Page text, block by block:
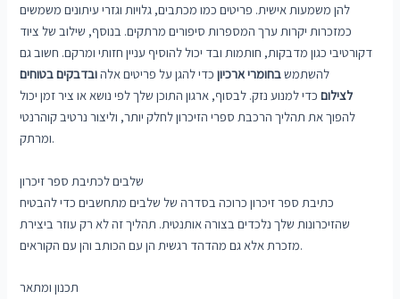
להן משמעות אישית. פריטים כמו מכתבים, גלויות וגזרי עיתונים משמשים
כמזכרות יקרות ערך המספרות סיפורים מרתקים. בנוסף, שילוב של ציוד
דקורטיבי כגון מדבקות, חותמות ובד יכול להוסיף עניין חזותי ומרקם. חשוב גם
להשתמשבחומרי ארכיוןכדי להגן על פריטים אלהובדבקים בטוחים
לצילוםכדי למנוע נזק. לבסוף, ארגון התוכן שלך לפי נושא או ציר זמן יכול
להפוך את תהליך הרכבת ספרי הזיכרון לחלק יותר, וליצור נרטיב קוהרנטי
ומרתק.
שלבים לכתיבת ספר זיכרון
כתיבת ספר זיכרון כרוכה בסדרה של שלבים מתחשבים כדי להבטיח
שהזיכרונות שלך נלכדים בצורה אותנטית. תהליך זה לא רק עוזר ביצירת
מזכרת אלא גם מהדהד רגשית הן עם הכותב והן עם הקוראים.
תכנון ומתאר